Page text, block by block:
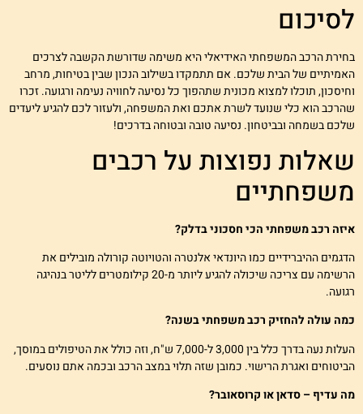
הרכב המשפחתי האידיאלי היא משימה שדורשת הקשבה לצרכים
של הבית שלכם. אם תתמקדו בשילוב הנכון שבין בטיחות, מרחב
תוכלו למצוא מכונית שתהפוך כל נסיעה לחוויה נעימה ורגועה. זכרו
הוא כלי שנועד לשרת אתכם ואת המשפחה, ולעזור לכם להגיע ליעדים
בשמחה ובביטחון. נסיעה טובה ובטוחה בדרכים!
נפוצות על רכבים
רכב משפחתי הכי חסכוני בדלק?
ההיברידיים כמו היונדאי אלנטרה והטויוטה קורולה מובילים את
הרשימה עם צריכה שיכולה להגיע ליותר מ-20 קילומטרים לליטר בנהיגה
עולה להחזיק רכב משפחתי בשנה?
העלות נעה בדרך כלל בין 3,000 ל-7,000 ש"ח, וזה כולל את הטיפולים במוסך,
ואגרת הרישוי. כמובן שזה תלוי במצב הרכב ובכמה אתם נוסעים.
עדיף – סדאן או קרוסאובר?